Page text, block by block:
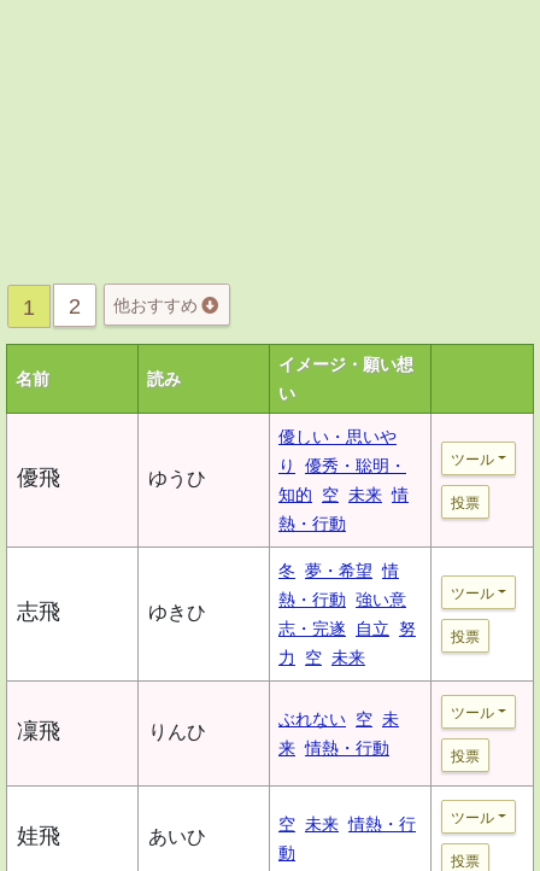
1 2 他おすすめ
名前 読み
イメージ・願い想
い
優飛 ゆうひ
優しい・思いや
り
優秀・聡明・
知的
空 未来 情
熱・行動
ツール
投票
志飛 ゆきひ
冬 夢・希望 情
熱・行動 強い意
志・完遂
自立 努
力
空 未来
ツール
投票
凜飛 りんひ
ぶれない 空 未
来 情熱・行動
ツール
投票
娃飛 あいひ
空 未来 情熱・行
動
ツール
投票